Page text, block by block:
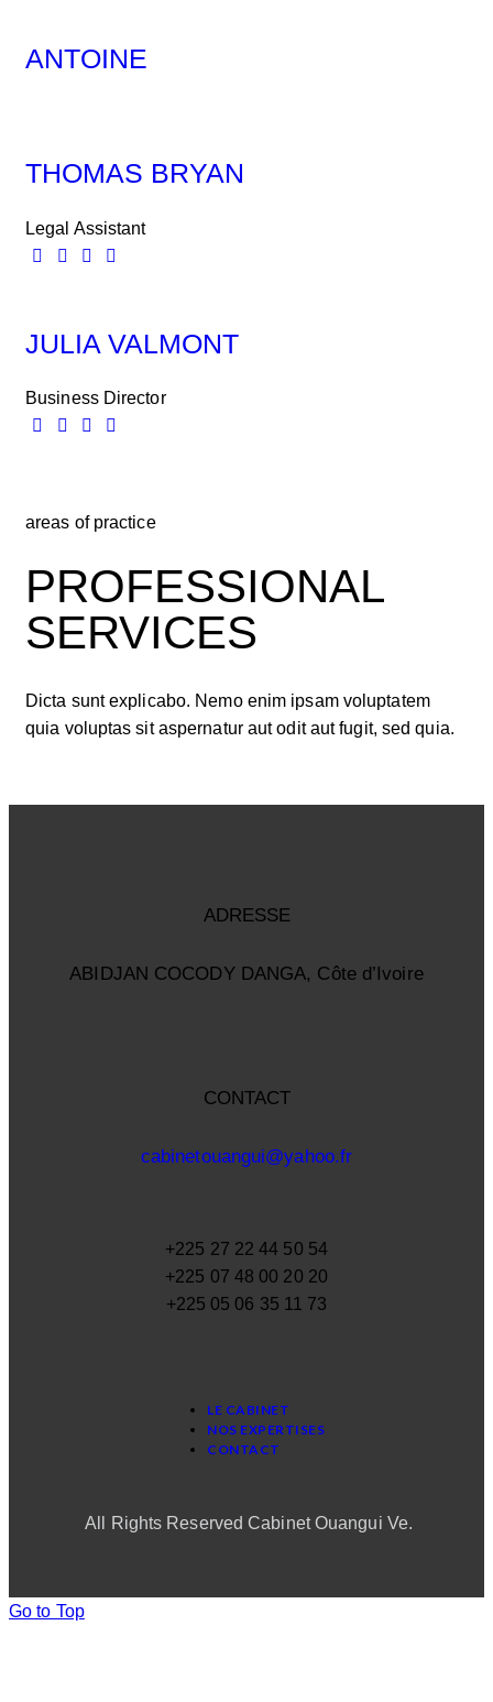
ANTOINE
THOMAS BRYAN
Legal Assistant
JULIA VALMONT
Business Director
areas of practice
PROFESSIONAL
SERVICES
Dicta sunt explicabo. Nemo enim ipsam voluptatem
quia voluptas sit aspernatur aut odit aut fugit, sed quia.
ADRESSE
ABIDJAN COCODY DANGA, Côte d’Ivoire
CONTACT
cabinetouangui@yahoo.fr
+225 27 22 44 50 54
+225 07 48 00 20 20
+225 05 06 35 11 73
LE CABINET
NOS EXPERTISES
CONTACT
All Rights Reserved Cabinet Ouangui Ve.
Go to Top